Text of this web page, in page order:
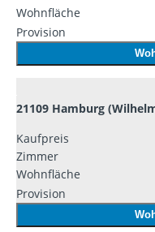
Wohnfläche
Provision
21109 Hamburg
Kaufpreis
Zimmer
Wohnfläche
Provision